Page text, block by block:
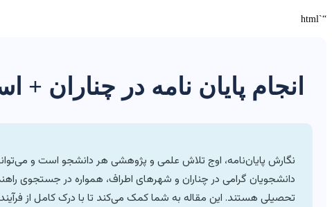
“`html
انجام پایان نامه در چناران +
نگارش پایان‌نامه، اوج تلاش علمی و پژوهشی هر دانشجو است و
دانشجویان گرامی در چناران و شهرهای اطراف، همواره در جستجوی
تحصیلی هستند. این مقاله به شما کمک می‌کند تا با درک کامل از فرآیند